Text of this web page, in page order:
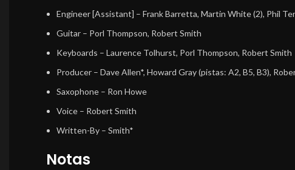
Engineer [Assistant] – Frank Barretta, Martin White (2), Phil
Guitar – Porl Thompson, Robert Smith
Keyboards – Laurence Tolhurst, Porl Thompson, Robert Smith
Producer – Dave Allen*, Howard Gray(pistas: A2, B5, B3),
Saxophone – Ron Howe
Voice – Robert Smith
Written-By – Smith*
Notas